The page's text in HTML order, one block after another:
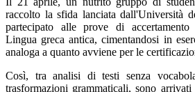
raccolto la sfida lanciata dall'Università
partecipato alle prove di accertamento
Lingua greca antica, cimentandosi in
analoga a quanto avviene per le
Così, tra analisi di testi senza
trasformazioni grammaticali, sono